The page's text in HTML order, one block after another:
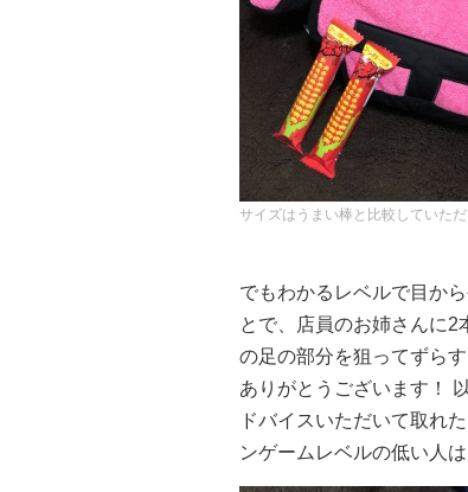
サイズはうまい棒と比較していただ
でもわかるレベルで目か
とで、店員のお姉さんに
の足の部分を狙ってずら
ありがとうございます！
ドバイスいただいて取れ
ンゲームレベルの低い人